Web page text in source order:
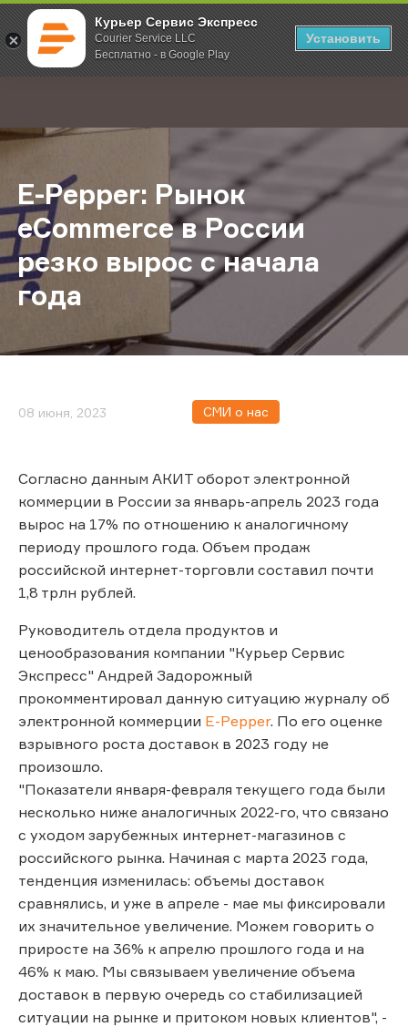
Курьер Сервис Экспресс
Courier Service LLC
Бесплатно - в Google Play
Установить
; Главная О компании Новости E-Pepper: Рынок eCommerce в
E-Pepper: Рынок
eCommerce в России
резко вырос с начала
года
08 июня, 2023 СМИ о нас
Согласно данным АКИТ оборот электронной
коммерции в России за январь-апрель 2023 года
вырос на 17% по отношению к аналогичному
периоду прошлого года. Объем продаж
российской интернет-торговли составил почти
1,8 трлн рублей.
Руководитель отдела продуктов и
ценообразования компании "Курьер Сервис
Экспресс" Андрей Задорожный
прокомментировал данную ситуацию журналу об
электронной коммерции E-Pepper. По его оценке
взрывного роста доставок в 2023 году не
произошло.
"Показатели января-февраля текущего года были
несколько ниже аналогичных 2022-го, что связано
с уходом зарубежных интернет-магазинов с
российского рынка. Начиная с марта 2023 года,
тенденция изменилась: объемы доставок
сравнялись, и уже в апреле - мае мы фиксировали
их значительное увеличение. Можем говорить о
приросте на 36% к апрелю прошлого года и на
46% к маю. Мы связываем увеличение объема
доставок в первую очередь со стабилизацией
ситуации на рынке и притоком новых клиентов", -